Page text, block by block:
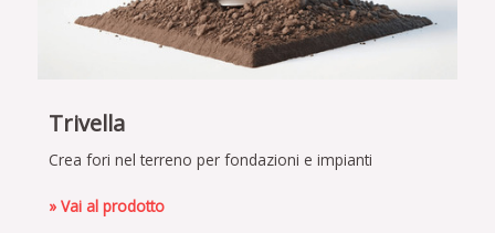
Trivella
Crea fori nel terreno per fondazioni e impianti
» Vai al prodotto